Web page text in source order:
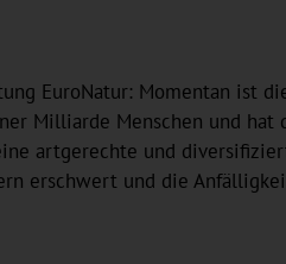
EuroNatur: Momentan ist
Milliarde Menschen und
artgerechte und
erschwert und die